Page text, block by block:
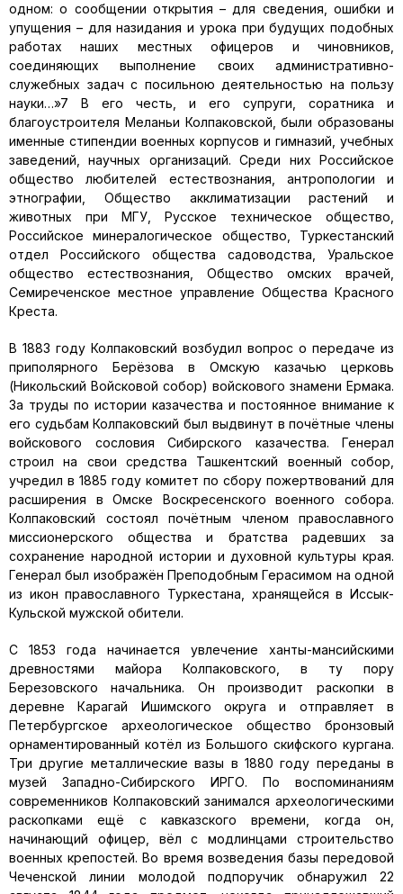
одном: о сообщении открытия – для сведения, ошибки и
упущения – для назидания и урока при будущих подобных
работах наших местных офицеров и чиновников,
соединяющих выполнение своих административно-
служебных задач с посильною деятельностью на пользу
науки…»7 В его честь, и его супруги, соратника и
благоустроителя Меланьи Колпаковской, были образованы
именные стипендии военных корпусов и гимназий, учебных
заведений, научных организаций. Среди них Российское
общество любителей естествознания, антропологии и
этнографии, Общество акклиматизации растений и
животных при МГУ, Русское техническое общество,
Российское минералогическое общество, Туркестанский
отдел Российского общества садоводства, Уральское
общество естествознания, Общество омских врачей,
Семиреченское местное управление Общества Красного
Креста.
В 1883 году Колпаковский возбудил вопрос о передаче из
приполярного Берёзова в Омскую казачью церковь
(Никольский Войсковой собор) войскового знамени Ермака.
За труды по истории казачества и постоянное внимание к
его судьбам Колпаковский был выдвинут в почётные члены
войскового сословия Сибирского казачества. Генерал
строил на свои средства Ташкентский военный собор,
учредил в 1885 году комитет по сбору пожертвований для
расширения в Омске Воскресенского военного собора.
Колпаковский состоял почётным членом православного
миссионерского общества и братства радевших за
сохранение народной истории и духовной культуры края.
Генерал был изображён Преподобным Герасимом на одной
из икон православного Туркестана, хранящейся в Иссык-
Кульской мужской обители.
С 1853 года начинается увлечение ханты-мансийскими
древностями майора Колпаковского, в ту пору
Березовского начальника. Он производит раскопки в
деревне Карагай Ишимского округа и отправляет в
Петербургское археологическое общество бронзовый
орнаментированный котёл из Большого скифского кургана.
Три другие металлические вазы в 1880 году переданы в
музей Западно-Сибирского ИРГО. По воспоминаниям
современников Колпаковский занимался археологическими
раскопками ещё с кавказского времени, когда он,
начинающий офицер, вёл с модлинцами строительство
военных крепостей. Во время возведения базы передовой
Чеченской линии молодой подпоручик обнаружил 22